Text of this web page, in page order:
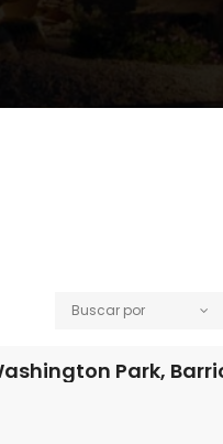
Buscar por